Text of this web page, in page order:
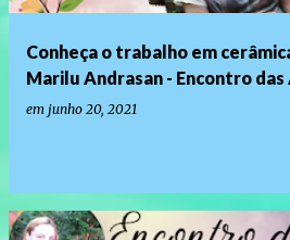
Conheça o trabalho em
Marilu Andrasan - Encontro
em junho 20, 2021